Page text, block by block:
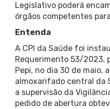
Legislativo poderá
órgãos competentes
Entenda
A CPI da Saúde foi
Requerimento 53/2023,
Pepi, no dia 30 de maio,
almoxarifado central da
a supervisão da
pedido de abertura